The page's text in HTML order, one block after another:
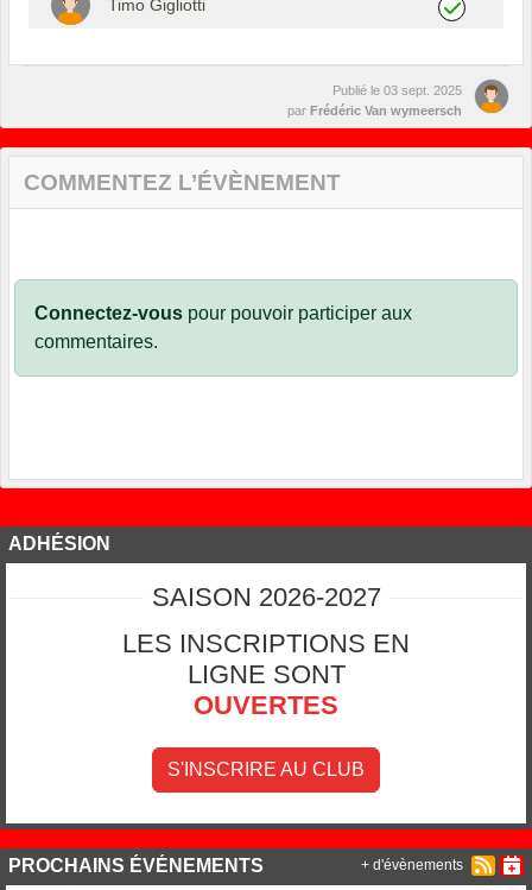
Timo Gigliotti
Publié le 03 sept. 2025
par Frédéric Van wymeersch
COMMENTEZ L’ÉVÈNEMENT
Connectez-vous pour pouvoir participer aux
commentaires.
ADHÉSION
SAISON 2026-2027
LES INSCRIPTIONS EN
LIGNE SONT
OUVERTES
S'INSCRIRE AU CLUB
PROCHAINS ÉVÉNEMENTS + d'évènements